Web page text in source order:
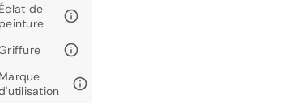
Éclat de
peinture
Marque